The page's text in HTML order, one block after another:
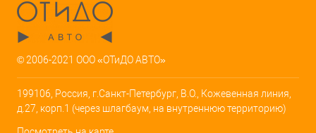
© 2006-2021 ООО «ОТиДО АВТО»
199106, Россия, г.Санкт-Петербург, В.О., Кожевенная линия,
д.27, корп.1 (через шлагбаум, на внутреннюю территорию)